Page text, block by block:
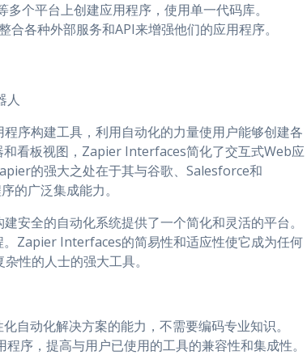
个平台上创建应用程序，使用单一代码库。
合各种外部服务和API来增强他们的应用程序。
人
序构建工具，利用自动化的力量使用户能够创建各
看板视图，Zapier Interfaces简化了交互式Web应
的强大之处在于其与谷歌、Salesforce和
的广泛集成能力。
安全的自动化系统提供了一个简化和灵活的平台。
Zapier Interfaces的简易性和适应性使它成为任何
性的人士的强大工具。
自动化解决方案的能力，不需要编码专业知识。
序，提高与用户已使用的工具的兼容性和集成性。